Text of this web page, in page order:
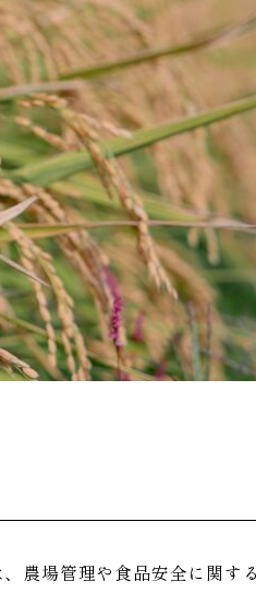
農場管理や食品安全に関す